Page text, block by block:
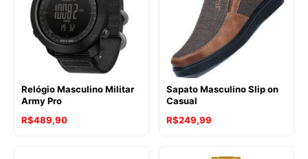
Relógio Masculino Militar
Army Pro
R$489,90
Sapato Masculino Slip on
Casual
R$249,99